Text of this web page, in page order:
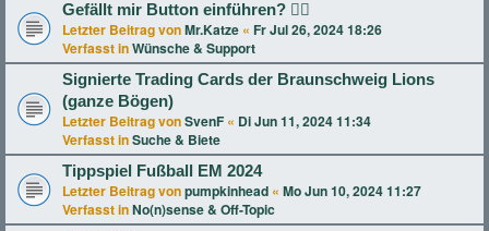
Gefällt mir Button einführen? 👍🏻
Letzter Beitrag vonMr.Katze « Fr Jul 26, 2024 18:26
Verfasst inWünsche & Support
Signierte Trading Cards der Braunschweig Lions
(ganze Bögen)
Letzter Beitrag vonSvenF « Di Jun 11, 2024 11:34
Verfasst inSuche & Biete
Tippspiel Fußball EM 2024
Letzter Beitrag vonpumpkinhead « Mo Jun 10, 2024 11:27
Verfasst inNo(n)sense & Off-Topic